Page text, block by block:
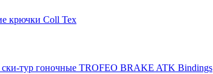
крючки Coll Tex
тур гоночные TROFEO BRAKE ATK Bindings